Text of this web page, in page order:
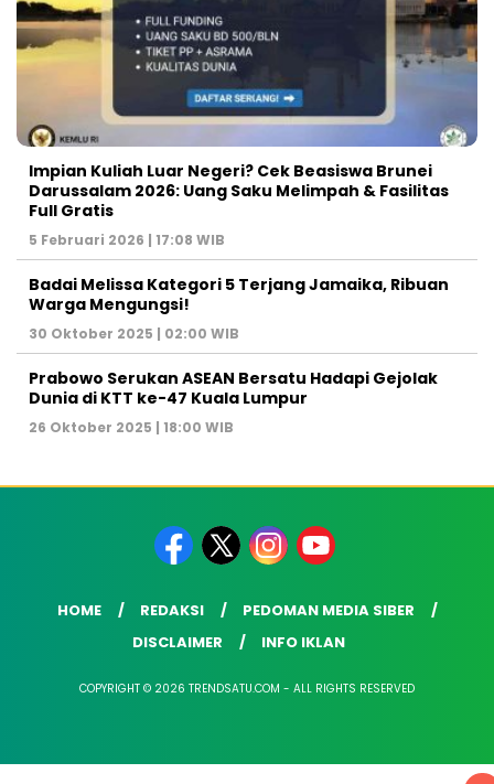
Impian Kuliah Luar Negeri? Cek Beasiswa Brunei
Darussalam 2026: Uang Saku Melimpah & Fasilitas
Full Gratis
5 Februari 2026 | 17:08 WIB
Badai Melissa Kategori 5 Terjang Jamaika, Ribuan
Warga Mengungsi!
30 Oktober 2025 | 02:00 WIB
Prabowo Serukan ASEAN Bersatu Hadapi Gejolak
Dunia di KTT ke-47 Kuala Lumpur
26 Oktober 2025 | 18:00 WIB
HOME REDAKSI
PEDOMAN MEDIA SIBER
DISCLAIMER
INFO IKLAN
COPYRIGHT © 2026 TRENDSATU.COM - ALL RIGHTS RESERVED